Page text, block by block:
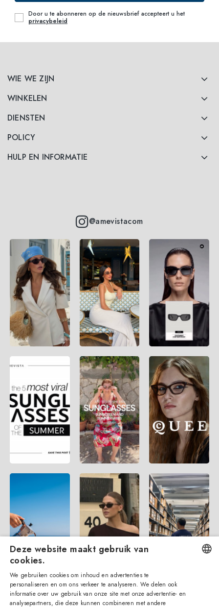
WIE WE ZIJN
WINKELEN
DIENSTEN
POLICY
HULP EN INFORMATIE
@amevistacom
Door u te abonneren op de nieuwsbrief accepteert u het
privacybeleid
ITALIAN
Deze website maakt gebruik van
cookies.
We gebruiken cookies om inhoud en advertenties te
personaliseren en om ons verkeer te analyseren. We delen ook
informatie over uw gebruik van onze site met onze advertentie- en
analysepartners, die deze kunnen combineren met andere